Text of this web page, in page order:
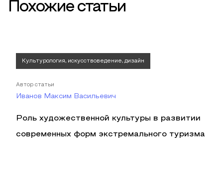
Похожие статьи
Культурология, искусствоведение, дизайн
Автор статьи
Иванов Максим Васильевич
Роль художественной культуры в развитии
современных форм экстремального туризма